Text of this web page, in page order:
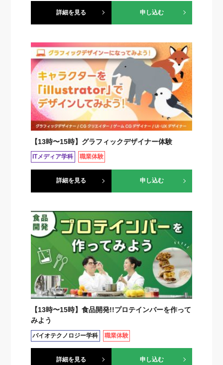
詳細を見る 申し込む
【13時〜15時】グラフィックデザイナー体験
ITメディア学科 職業体験
詳細を見る 申し込む
【13時〜15時】食品開発!!プロテインバーを作って
みよう
バイオテクノロジー学科 職業体験
詳細を見る 申し込む